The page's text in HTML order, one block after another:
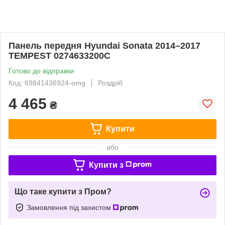
Панель передня Hyundai Sonata 2014–2017
TEMPEST 0274633200C
Готово до відправки
Код: 69841436924-omg
Роздріб
4 465 ₴
Купити
або
Купити з
Що таке купити з Пром?
Замовлення під захистом